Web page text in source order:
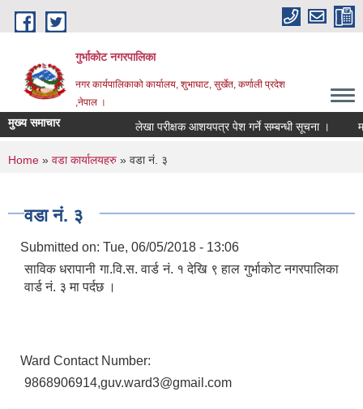
Skip to main content
गुर्भाकोट नगरपालिका
नगर कार्यपालिकाको कार्यालय, शुभाघाट, सुर्खेत, कर्णाली प्रदेश
,नेपाल ।
मुख्य समाचार लेखा परीक्षक आशयपत्र पेश गर्ने सम्बन्धी सूचना ।
You are here
Home » वडा कार्यालयहरु » वडा नं. ३
वडा नं. ३
Submitted on: Tue, 06/05/2018 - 13:06
साविक धरापानी गा.वि.स. वार्ड नं. १ देखि ९ हाल गुर्भाकोट नगरपालिका
वार्ड नं. ३ मा पर्दछ ।
Ward Contact Number:
9868906914,guv.ward3@gmail.com